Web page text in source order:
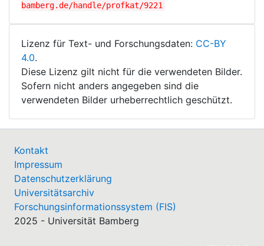
bamberg.de/handle/profkat/9221
Lizenz für Text- und Forschungsdaten: CC-BY
4.0.
Diese Lizenz gilt nicht für die verwendeten Bilder.
Sofern nicht anders angegeben sind die
verwendeten Bilder urheberrechtlich geschützt.
Kontakt
Impressum
Datenschutzerklärung
Universitätsarchiv
Forschungsinformationssystem (FIS)
2025 - Universität Bamberg